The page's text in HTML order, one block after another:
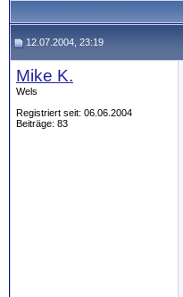
12.07.2004, 23:19
Mike K.
Wels
Registriert seit: 06.06.2004
Beiträge: 83